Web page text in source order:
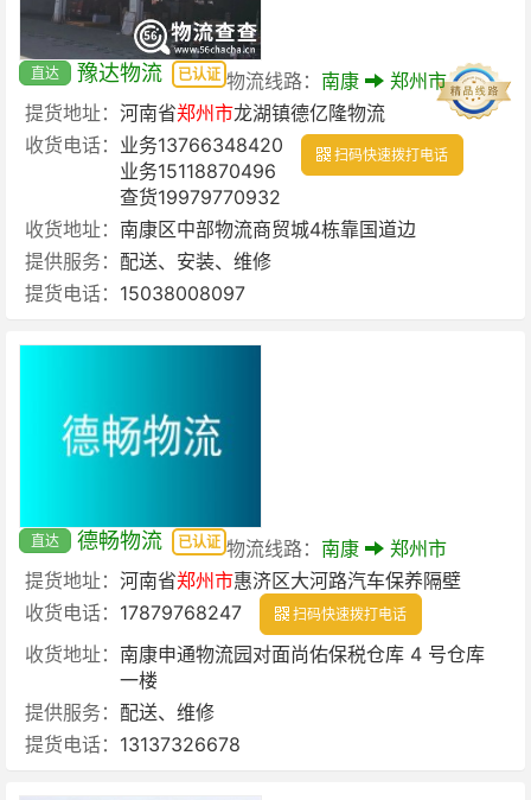
直达 豫达物流 已认证 物流线路： 南康
郑州市
提货地址： 河南省郑州市龙湖镇德亿隆物流
收货电话： 业务13766348420
业务15118870496
查货19979770932
扫码快速拨打电话
收货地址： 南康区中部物流商贸城4栋靠国道边
提供服务： 配送、安装、维修
提货电话： 15038008097
直达 德畅物流 已认证 物流线路： 南康
郑州市
提货地址： 河南省郑州市惠济区大河路汽车保养隔壁
收货电话： 17879768247 扫码快速拨打电话
收货地址： 南康申通物流园对面尚佑保税仓库 4 号仓库
一楼
提供服务： 配送、维修
提货电话： 13137326678